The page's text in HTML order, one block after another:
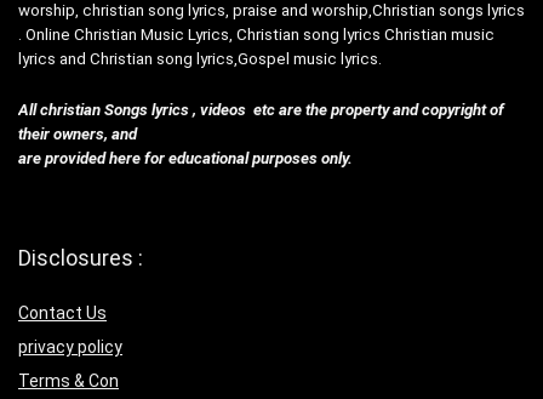
worship, christian song lyrics, praise and worship,Christian songs lyrics
. Online Christian Music Lyrics, Christian song lyrics Christian music
lyrics and Christian song lyrics,Gospel music lyrics.
All christian Songs lyrics , videos etc are the property and copyright of
their owners, and
are provided here for educational purposes only.
Disclosures :
Contact Us
privacy policy
Terms & Con